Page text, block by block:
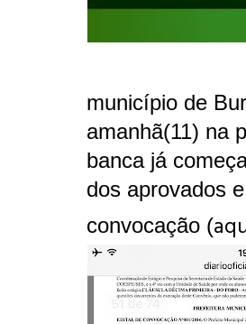
município de
amanhã(11) na
banca já
dos aprovados
convocação (